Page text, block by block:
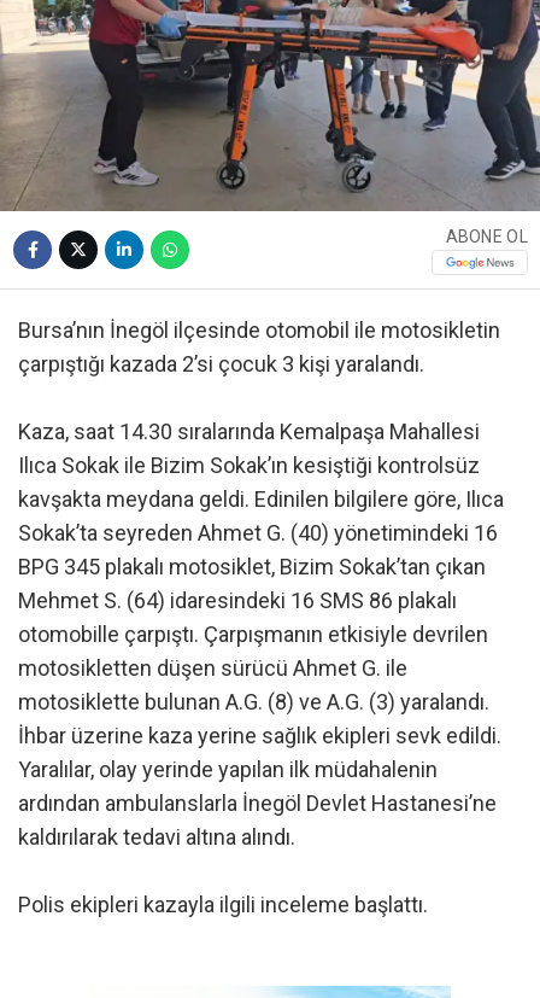
ABONE OL
Bursa’nın İnegöl ilçesinde otomobil ile motosikletin
çarpıştığı kazada 2’si çocuk 3 kişi yaralandı.
Kaza, saat 14.30 sıralarında Kemalpaşa Mahallesi
Ilıca Sokak ile Bizim Sokak’ın kesiştiği kontrolsüz
kavşakta meydana geldi. Edinilen bilgilere göre, Ilıca
Sokak’ta seyreden Ahmet G. (40) yönetimindeki 16
BPG 345 plakalı motosiklet, Bizim Sokak’tan çıkan
Mehmet S. (64) idaresindeki 16 SMS 86 plakalı
otomobille çarpıştı. Çarpışmanın etkisiyle devrilen
motosikletten düşen sürücü Ahmet G. ile
motosiklette bulunan A.G. (8) ve A.G. (3) yaralandı.
İhbar üzerine kaza yerine sağlık ekipleri sevk edildi.
Yaralılar, olay yerinde yapılan ilk müdahalenin
ardından ambulanslarla İnegöl Devlet Hastanesi’ne
kaldırılarak tedavi altına alındı.
Polis ekipleri kazayla ilgili inceleme başlattı.